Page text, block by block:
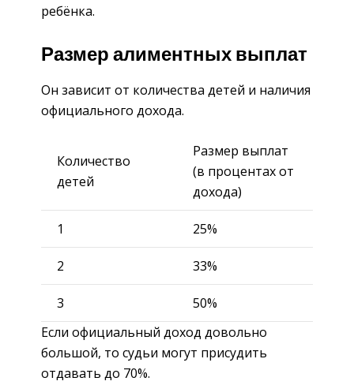
ребёнка.
Размер алиментных выплат
Он зависит от количества детей и наличия
официального дохода.
Количество
детей
Размер выплат
(в процентах от
дохода)
1 25%
2 33%
3
50%
Если официальный доход довольно
большой, то судьи могут присудить
отдавать до 70%.